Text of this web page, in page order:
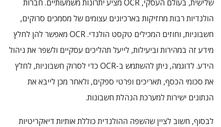
שלישית, בעולם העסקי, OCR מציע יתרונות משמעותיים. חברות
הולנדיות רבות מחזיקות בארכיונים עצומים של מסמכים סרוקים,
חשבוניות, וחוזים המכילים טקסט הולנדי. OCR מאפשר להן לחלץ
מידע זה במהירות וביעילות, לייעל תהליכים עסקיים ולשפר את ניהול
הידע. לדוגמה, ניתן להשתמש ב-OCR כדי לסרוק חשבוניות, לחלץ
את סכומי הכסף, תאריכים ופרטי ספקים, ולאחר מכן לייבא את
הנתונים ישירות למערכת הנהלת חשבונות.
לבסוף, חשוב לציין שהשפה ההולנדית כוללת אותיות דיאקריטיות